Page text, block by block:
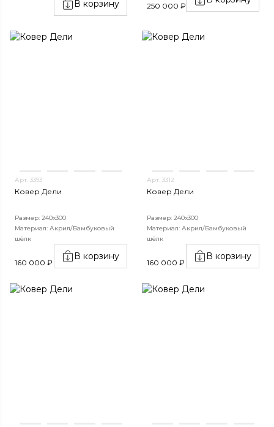
В корзину 250 000 ₽
Арт. 3393
Ковер Дели
Размер: 240х300
Материал: Акрил/Бамбуковый
шёлк
160 000 ₽
В корзину
Арт. 3312
Ковер Дели
Размер: 240х300
Материал: Акрил/Бамбуковый
шёлк
160 000 ₽
В корзину